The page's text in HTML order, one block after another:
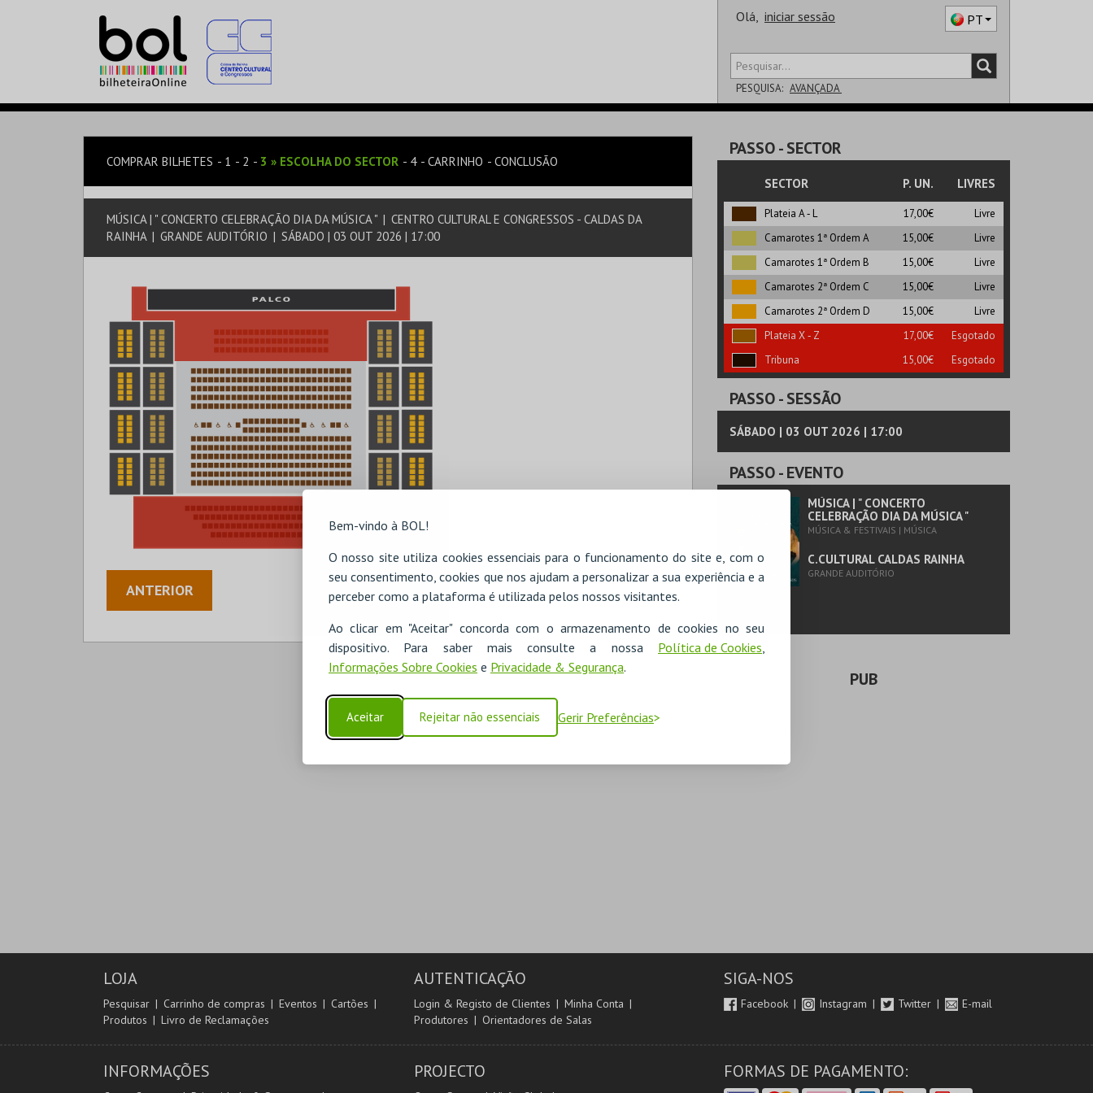
Bem-vindo à BOL!
O nosso site utiliza cookies essenciais para o funcionamento do site e, com o
seu consentimento, cookies que nos ajudam a personalizar a sua experiência e a
perceber como a plataforma é utilizada pelos nossos visitantes.
Ao clicar em "Aceitar" concorda com o armazenamento de cookies no seu
dispositivo. Para saber mais consulte a nossa Política de Cookies,
Informações Sobre Cookies e Privacidade & Segurança.
Aceitar Rejeitar não essenciais Gerir Preferências
Olá, iniciar sessão PT
PESQUISA: AVANÇADA
COMPRAR BILHETES 1 2 3 » ESCOLHA DO SECTOR 4 CARRINHO CONCLUSÃO
MÚSICA | " CONCERTO CELEBRAÇÃO DIA DA MÚSICA " | CENTRO CULTURAL E CONGRESSOS - CALDAS DA
RAINHA | GRANDE AUDITÓRIO | SÁBADO | 03 OUT 2026 | 17:00
ANTERIOR
PASSO- SECTOR
SECTOR P. UN. LIVRES
Plateia A ‑ L 17,00€
Livre
Camarotes 1ª Ordem A
15,00€
Livre
Camarotes 1ª Ordem B
15,00€
Livre
Camarotes 2ª Ordem C
15,00€
Livre
Camarotes 2ª Ordem D
15,00€
Livre
Plateia X ‑ Z
17,00€
Esgotado
Tribuna
15,00€ Esgotado
PASSO- SESSÃO
SÁBADO | 03 OUT 2026 | 17:00
PASSO- EVENTO
MÚSICA | " CONCERTO
CELEBRAÇÃO DIA DA MÚSICA "
MÚSICA & FESTIVAIS | MÚSICA
C.CULTURAL CALDAS RAINHA
GRANDE AUDITÓRIO
PUB
LOJA
Pesquisar Carrinho de compras Eventos
Cartões
Produtos
Livro de Reclamações
AUTENTICAÇÃO
Login & Registo de Clientes
Minha Conta
Produtores
Orientadores de Salas
SIGA-NOS
Facebook Instagram Twitter E-mail
INFORMAÇÕES PROJECTO FORMAS DE PAGAMENTO: